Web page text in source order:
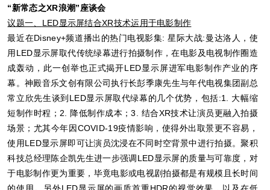
“新常态之XR浪潮”座谈会
议题一、 LED显示屏结合XR技术运用于电影制作
最近在Disney+频道播出的热门电视影集: 星际大战:曼达洛人，使
用LED显示屏取代传统绿幕进行拍摄制作，在电影及电视制作圈造
成轰动，此一创举也正式揭开LED显示屏进军电影制作产业的序
幕。神殿音乐文创有限公司执行长彭季康先生与年代电视集团副总
常立欣先生谈到LED显示屏取代绿幕的几个优势，包括:1. 大幅缩
短制作时程；2. 降低制作成本；3. 结合XR技术让演员更融入拍摄
场景；尤其今年因COVID-19疫情影响，使得外出取景更不容易，
使用LED显示屏即可让演员沈浸在不同时空背景中进行拍摄。聚积
科技总经理陈企凯先生进一步强调LED显示屏的质量与可靠度，对
于电影制作更为重要，毕竟电影或电视剧拍摄都是有规模且长时间
的使用。另外LED显示屏的画质首重HDR的视觉效果，以及在低